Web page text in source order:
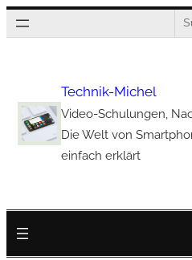
Zum
Inhalt
Technik-Michel
Video-Schulungen,
Die Welt von
einfach erklärt